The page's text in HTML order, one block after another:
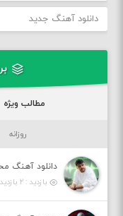
دانلود آهنگ جدید
مطالب ویژه
روزانه
بازدید : ۲ بازدید بار /